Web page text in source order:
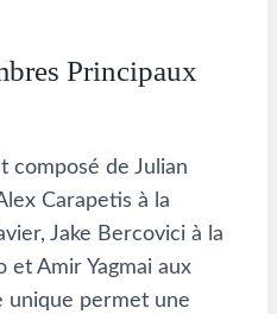
Principaux
composé de Julian
Carapetis à la
Jake Bercovici à la
et Amir Yagmai aux
unique permet une